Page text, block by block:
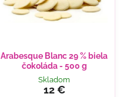
Arabesque Blanc 29 % biela
čokoláda - 500 g
Skladom
12 €